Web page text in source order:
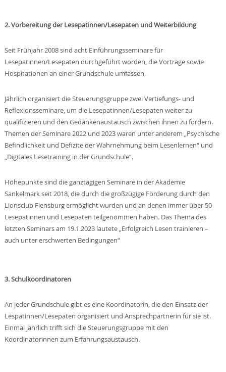
2. Vorbereitung der Lesepatinnen/Lesepaten und Weiterbildung
Seit Frühjahr 2008 sind acht Einführungsseminare für
Lesepatinnen/Lesepaten durchgeführt worden, die Vorträge sowie
Hospitationen an einer Grundschule umfassen.
Jährlich organisiert die Steuerungsgruppe zwei Vertiefungs- und
Reflexionsseminare, um die Lesepatinnen/Lesepaten weiter zu
qualifizieren und den Gedankenaustausch zwischen ihnen zu fördern.
Themen der Seminare 2022 und 2023 waren unter anderem „Psychische
Befindlichkeit und Defizite der Wahrnehmung beim Lesenlernen“ und
„Digitales Lesetraining in der Grundschule“.
Höhepunkte sind die ganztägigen Seminare in der Akademie
Sankelmark seit 2018, die durch die großzügige Förderung durch den
Lionsclub Flensburg ermöglicht wurden und an denen immer über 50
Lesepatinnen und Lesepaten teilgenommen haben. Das Thema des
letzten Seminars am 19.1.2023 lautete „Erfolgreich Lesen trainieren –
auch unter erschwerten Bedingungen“
3. Schulkoordinatoren
An jeder Grundschule gibt es eine Koordinatorin, die den Einsatz der
Lespatinnen/Lesepaten organisiert und Ansprechpartnerin für sie ist.
Einmal jährlich trifft sich die Steuerungsgruppe mit den
Koordinatorinnen zum Erfahrungsaustausch.